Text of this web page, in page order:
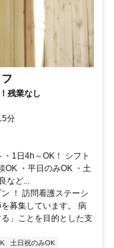
残業なし
分
1日4h～OK！ シフト
OK ・平日のみOK ・土
など...
！ 訪問看護ステーシ
募集しています。 病
」ことを目的とした支
土日祝のみOK